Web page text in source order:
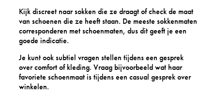
Kijk discreet naar sokken die ze draagt of check de maat
van schoenen die ze heeft staan. De meeste sokkenmaten
corresponderen met schoenmaten, dus dit geeft je een
goede indicatie.
Je kunt ook subtiel vragen stellen tijdens een gesprek
over comfort of kleding. Vraag bijvoorbeeld wat haar
favoriete schoenmaat is tijdens een casual gesprek over
winkelen.